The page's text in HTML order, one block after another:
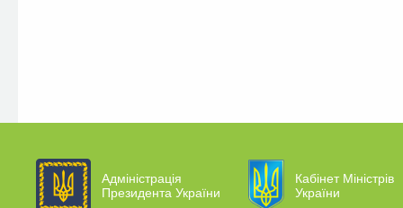
Адміністрація
Президента України
Кабінет Міністрів
України